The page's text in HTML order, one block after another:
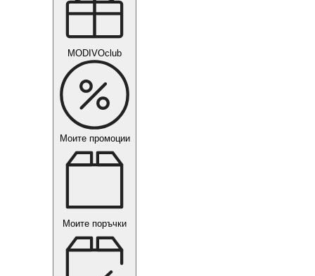
MODIVOclub
Моите промоции
Моите поръчки